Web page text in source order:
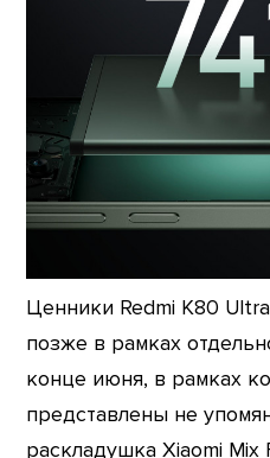
Ценники Redmi K80
позже в рамках
конце июня, в рамках
представлены не
раскладушка Xiaomi